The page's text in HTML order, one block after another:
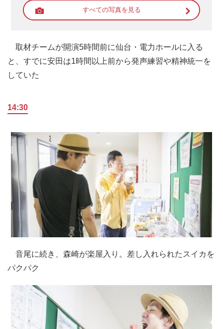
すべての写真を見る
取材チームが開演5時間前に仙台・電力ホールに入る
と、すでに安田は1時間以上前から発声練習や精神統一を
していた
14:30
音尾に続き、森崎が楽屋入り。差し入れられたスイカを
パクパク